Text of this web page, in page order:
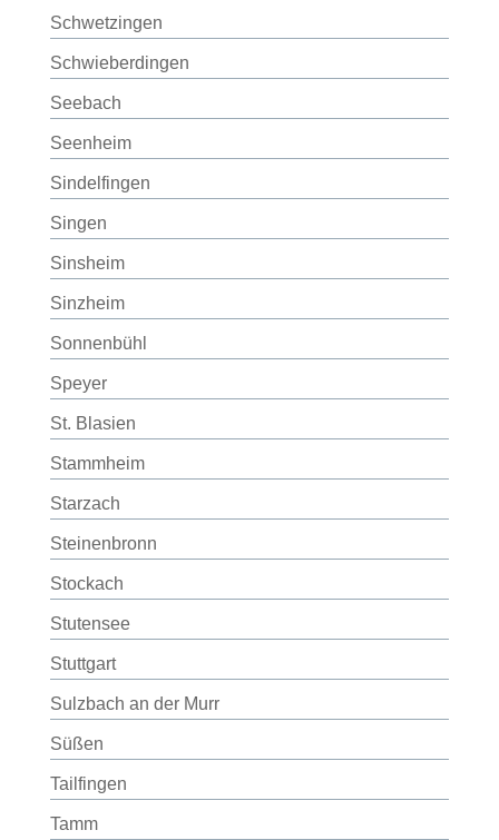
Schwetzingen
Schwieberdingen
Seebach
Seenheim
Sindelfingen
Singen
Sinsheim
Sinzheim
Sonnenbühl
Speyer
St. Blasien
Stammheim
Starzach
Steinenbronn
Stockach
Stutensee
Stuttgart
Sulzbach an der Murr
Süßen
Tailfingen
Tamm